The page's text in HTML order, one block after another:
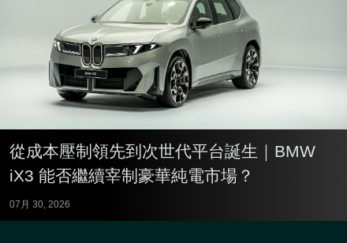
從成本壓制領先到次世代平台誕生｜BMW
iX3 能否繼續宰制豪華純電市場？
07月 30, 2026